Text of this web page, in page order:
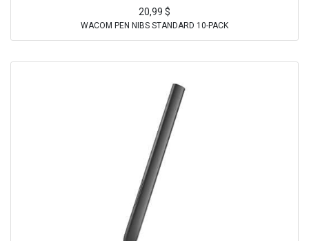
20,99 $
WACOM PEN NIBS STANDARD 10-PACK